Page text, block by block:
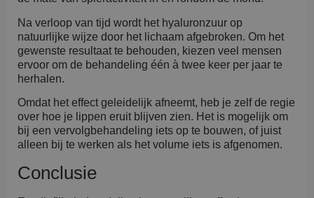
Na verloop van tijd wordt het hyaluronzuur op
natuurlijke wijze door het lichaam afgebroken. Om het
gewenste resultaat te behouden, kiezen veel mensen
ervoor om de behandeling één à twee keer per jaar te
herhalen.
Omdat het effect geleidelijk afneemt, heb je zelf de regie
over hoe je lippen eruit blijven zien. Het is mogelijk om
bij een vervolgbehandeling iets op te bouwen, of juist
alleen bij te werken als het volume iets is afgenomen.
Conclusie